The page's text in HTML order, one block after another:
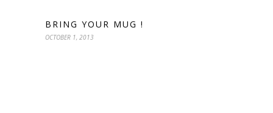
BRING YOUR MUG !
OCTOBER 1, 2013